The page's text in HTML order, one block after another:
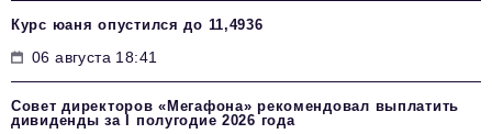
Курс юаня опустился до 11,4936
06 августа 18:41
Совет директоров «Мегафона» рекомендовал выплатить
дивиденды за I полугодие 2026 года